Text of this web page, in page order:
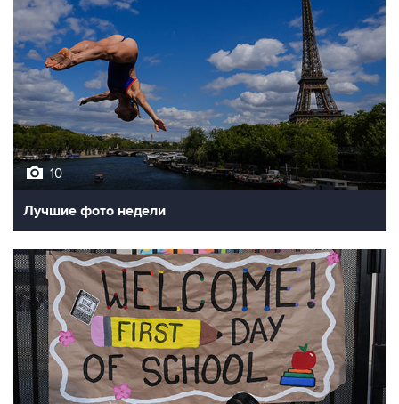
10
Лучшие фото недели